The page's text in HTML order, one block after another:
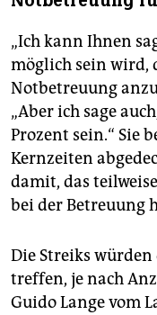
„Ich kann Ihnen
möglich sein wird,
Notbetreuung
„Aber ich sage
Prozent sein.“ Sie
Kernzeiten
damit, das
bei der Betreuung
Die Streiks
treffen, je nach
Guido Lange vom